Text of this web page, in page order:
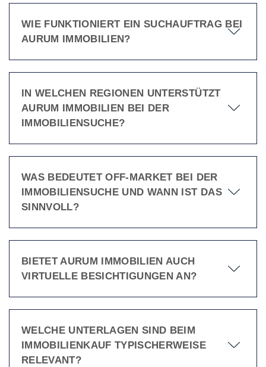
WIE FUNKTIONIERT EIN SUCHAUFTRAG BEI
AURUM IMMOBILIEN?
IN WELCHEN REGIONEN UNTERSTÜTZT
AURUM IMMOBILIEN BEI DER
IMMOBILIENSUCHE?
WAS BEDEUTET OFF-MARKET BEI DER
IMMOBILIENSUCHE UND WANN IST DAS
SINNVOLL?
BIETET AURUM IMMOBILIEN AUCH
VIRTUELLE BESICHTIGUNGEN AN?
WELCHE UNTERLAGEN SIND BEIM
IMMOBILIENKAUF TYPISCHERWEISE
RELEVANT?